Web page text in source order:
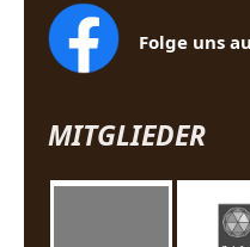
Folge uns
MITGLIEDER